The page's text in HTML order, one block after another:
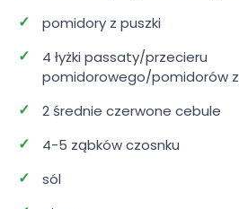
pomidory z puszki
4 łyżki passaty/przecieru
pomidorowego/pomidorów z
2 średnie czerwone cebule
4-5 ząbków czosnku
sól